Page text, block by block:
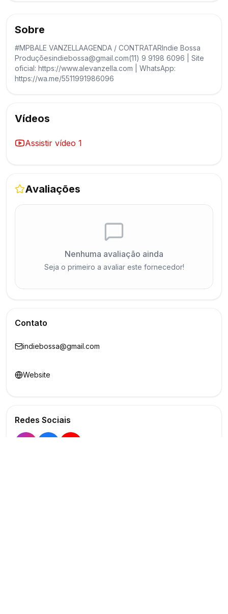
Sobre
#MPBALE VANZELLAAGENDA / CONTRATARIndie Bossa
Produçõesindiebossa@gmail.com(11) 9 9198 6096 | Site
oficial: https://www.alevanzella.com | WhatsApp:
https://wa.me/5511991986096
Vídeos
Assistir vídeo 1
Avaliações
Nenhuma avaliação ainda
Seja o primeiro a avaliar este fornecedor!
Contato
indiebossa@gmail.com
Website
Redes Sociais